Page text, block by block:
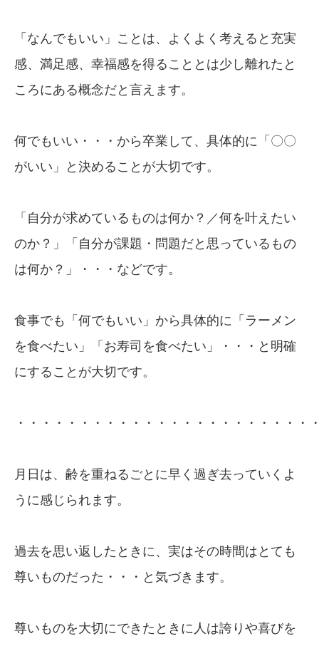
「なんでもいい」ことは、よくよく考えると充実
感、満足感、幸福感を得ることとは少し離れたと
ころにある概念だと言えます。
何でもいい・・・から卒業して、具体的に「〇〇
がいい」と決めることが大切です。
「自分が求めているものは何か？／何を叶えたい
のか？」「自分が課題・問題だと思っているもの
は何か？」・・・などです。
食事でも「何でもいい」から具体的に「ラーメン
を食べたい」「お寿司を食べたい」・・・と明確
にすることが大切です。
・・・・・・・・・・・・・・・・・・・・・・・
月日は、齢を重ねるごとに早く過ぎ去っていくよ
うに感じられます。
過去を思い返したときに、実はその時間はとても
尊いものだった・・・と気づきます。
尊いものを大切にできたときに人は誇りや喜びを